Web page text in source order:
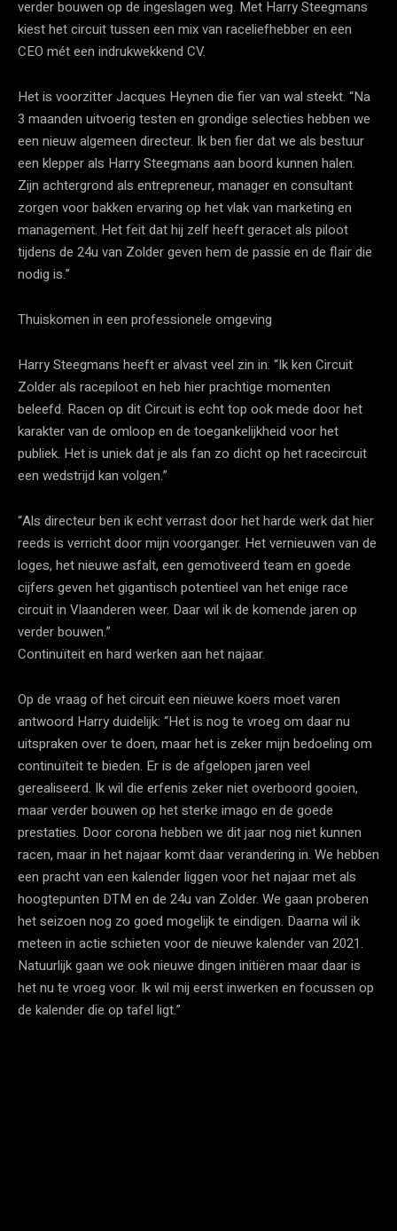
verder bouwen op de ingeslagen weg. Met Harry Steegmans
kiest het circuit tussen een mix van raceliefhebber en een
CEO mét een indrukwekkend CV.
Het is voorzitter Jacques Heynen die fier van wal steekt. “Na
3 maanden uitvoerig testen en grondige selecties hebben we
een nieuw algemeen directeur. Ik ben fier dat we als bestuur
een klepper als Harry Steegmans aan boord kunnen halen.
Zijn achtergrond als entrepreneur, manager en consultant
zorgen voor bakken ervaring op het vlak van marketing en
management. Het feit dat hij zelf heeft geracet als piloot
tijdens de 24u van Zolder geven hem de passie en de flair die
nodig is.”
Thuiskomen in een professionele omgeving
Harry Steegmans heeft er alvast veel zin in. “Ik ken Circuit
Zolder als racepiloot en heb hier prachtige momenten
beleefd. Racen op dit Circuit is echt top ook mede door het
karakter van de omloop en de toegankelijkheid voor het
publiek. Het is uniek dat je als fan zo dicht op het racecircuit
een wedstrijd kan volgen.”
“Als directeur ben ik echt verrast door het harde werk dat hier
reeds is verricht door mijn voorganger. Het vernieuwen van de
loges, het nieuwe asfalt, een gemotiveerd team en goede
cijfers geven het gigantisch potentieel van het enige race
circuit in Vlaanderen weer. Daar wil ik de komende jaren op
verder bouwen.”
Continuïteit en hard werken aan het najaar.
Op de vraag of het circuit een nieuwe koers moet varen
antwoord Harry duidelijk: “Het is nog te vroeg om daar nu
uitspraken over te doen, maar het is zeker mijn bedoeling om
continuïteit te bieden. Er is de afgelopen jaren veel
gerealiseerd. Ik wil die erfenis zeker niet overboord gooien,
maar verder bouwen op het sterke imago en de goede
prestaties. Door corona hebben we dit jaar nog niet kunnen
racen, maar in het najaar komt daar verandering in. We hebben
een pracht van een kalender liggen voor het najaar met als
hoogtepunten DTM en de 24u van Zolder. We gaan proberen
het seizoen nog zo goed mogelijk te eindigen. Daarna wil ik
meteen in actie schieten voor de nieuwe kalender van 2021.
Natuurlijk gaan we ook nieuwe dingen initiëren maar daar is
het nu te vroeg voor. Ik wil mij eerst inwerken en focussen op
de kalender die op tafel ligt.”